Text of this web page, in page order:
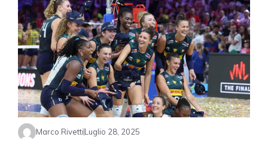
Marco RivettiLuglio 28, 2025